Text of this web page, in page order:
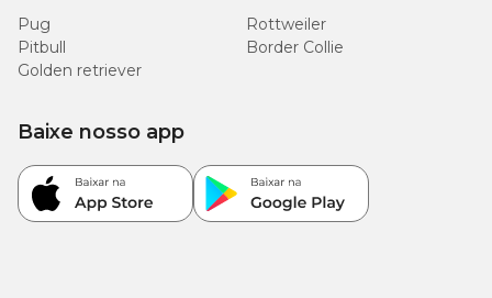
Pug
Rottweiler
Pitbull
Border Collie
Golden retriever
Baixe nosso app